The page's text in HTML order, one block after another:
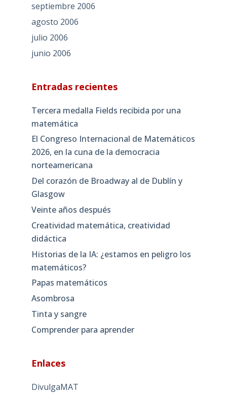
septiembre 2006
agosto 2006
julio 2006
junio 2006
Entradas recientes
Tercera medalla Fields recibida por una
matemática
El Congreso Internacional de Matemáticos
2026, en la cuna de la democracia
norteamericana
Del corazón de Broadway al de Dublín y
Glasgow
Veinte años después
Creatividad matemática, creatividad
didáctica
Historias de la IA: ¿estamos en peligro los
matemáticos?
Papas matemáticos
Asombrosa
Tinta y sangre
Comprender para aprender
Enlaces
DivulgaMAT